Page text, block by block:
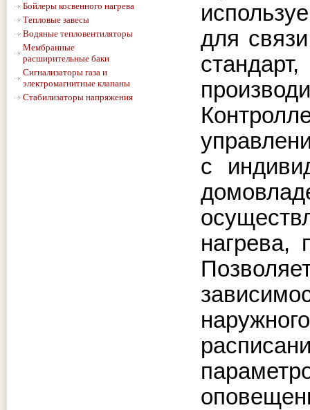
Бойлеры косвенного нагрева
Тепловые завесы
Водяные тепловентиляторы
Мембранные
расширительные баки
Сигнализаторы газа и
электромагнитные клапаны
Стабилизаторы напряжения
для
с
нагрева,